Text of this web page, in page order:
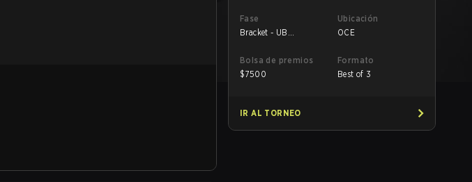
Fase
Bracket - UB
Ubicación
OCE
Bolsa de premios
$7500
Formato
Best of 3
IR AL TORNEO